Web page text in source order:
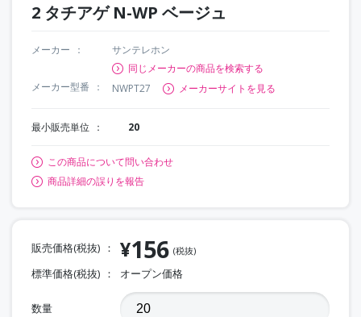
2 タチアゲ N-WP ベージュ
メーカー
サンテレホン
同じメーカーの商品を検索する
メーカー型番
NWPT27 メーカーサイトを見る
最小販売単位 20
この商品について問い合わせ
商品詳細の誤りを報告
販売価格(税抜) ¥156 (税抜)
標準価格(税抜) オープン価格
数量